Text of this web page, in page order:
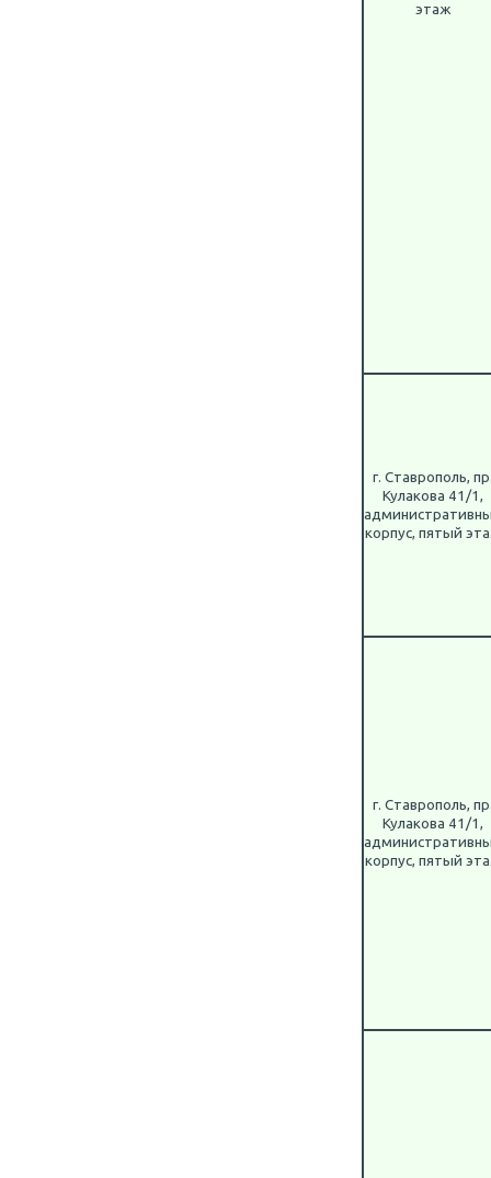
этаж
г. Ставрополь,
Кулакова 41/1,
корпус, пятый
г. Ставрополь,
Кулакова 41/1,
корпус, пятый